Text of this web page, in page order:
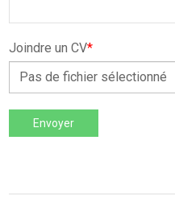
Joindre un CV*
Pas de fichier sélectionné
Envoyer